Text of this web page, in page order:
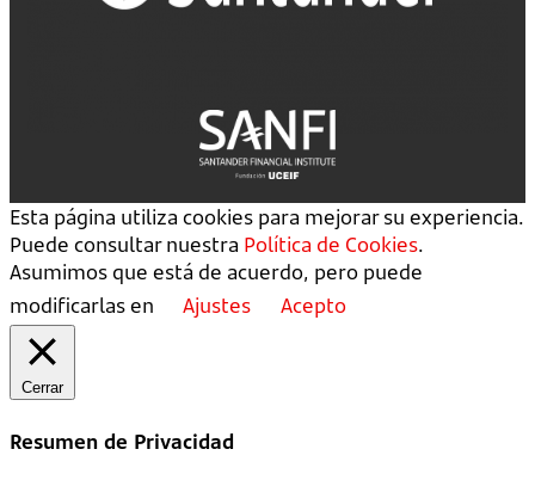
Esta página utiliza cookies para mejorar su experiencia.
Puede consultar nuestra Política de Cookies.
Asumimos que está de acuerdo, pero puede
modificarlas en
Ajustes Acepto
Cerrar
Resumen de Privacidad